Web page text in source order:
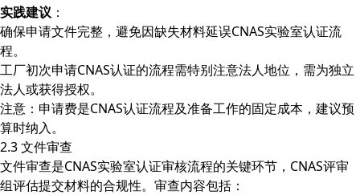
实践建议 ：
确保申请文件完整，避免因缺失材料延误CNAS实验室认证流
程。
工厂初次申请CNAS认证的流程需特别注意法人地位，需为独立
法人或获得授权。
注意：申请费是CNAS认证流程及准备工作的固定成本，建议预
算时纳入。
2.3 文件审查
文件审查是CNAS实验室认证审核流程的关键环节，CNAS评审
组评估提交材料的合规性。审查内容包括：